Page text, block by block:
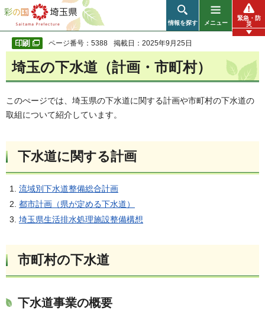
彩の国 埼玉県
情報を探す メニュー
緊急・防
災
ページ番号：5388 掲載日：2025年9月25日
埼玉の下水道（計画・市町村）
このぺージでは、埼玉県の下水道に関する計画や市町村の下水道の
取組について紹介しています。
下水道に関する計画
流域別下水道整備総合計画
都市計画（県が定める下水道）
埼玉県生活排水処理施設整備構想
市町村の下水道
下水道事業の概要